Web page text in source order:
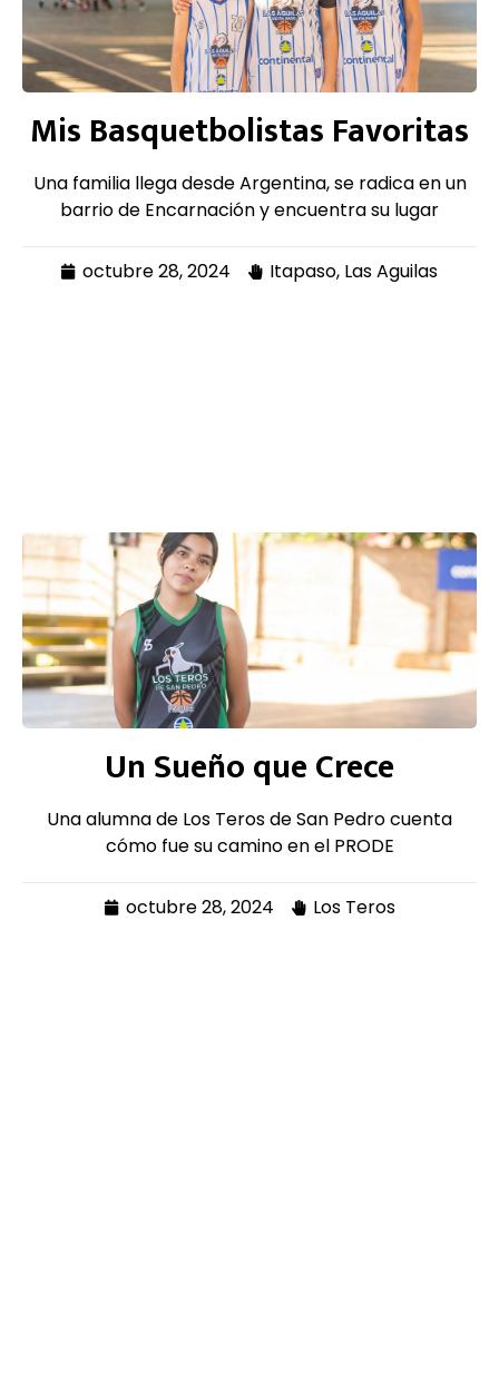
Mis Basquetbolistas Favoritas
Una familia llega desde Argentina, se radica en un
barrio de Encarnación y encuentra su lugar
octubre 28, 2024 Itapaso, Las Aguilas
Un Sueño que Crece
Una alumna de Los Teros de San Pedro cuenta
cómo fue su camino en el PRODE
octubre 28, 2024 Los Teros